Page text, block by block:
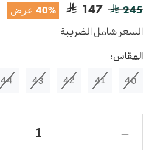
245
147 40% عرض
السعر شامل الضريبة
المقاس:
40
41
42
43
44